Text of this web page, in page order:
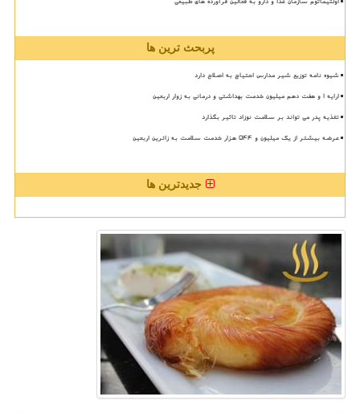
پربحث ترین ها
شیوه نامه توزیع شیر مدارس احتیاج به اصلاح دارد
ارایه ۱ و هفت دهم میلیون خدمت بهداشتی و درمانی به زوار اربعین
تغذیه پدر می تواند بر سلامت نوزاد تاثیر بگذارد
عرضه بیشتر از یک میلیون و ۵۴۴ هزار خدمت سلامت به زائرین اربعین
جدیدترین ها